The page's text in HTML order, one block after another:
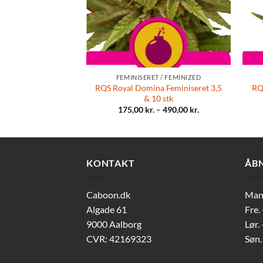
FEMINISERET / FEMINIZED
RQS Royal Domina Feminiseret 3,5
& 10 stk
175,00 kr. –490,00 kr.
KONTAKT
Caboon.dk
Algade 61
9000 Aalborg
CVR: 42169323
Lør.